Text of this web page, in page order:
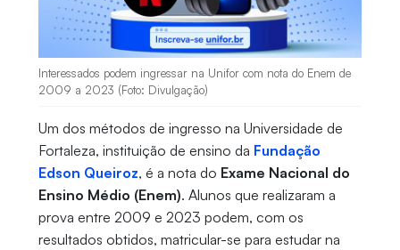
Interessados podem ingressar na Unifor com nota do Enem de
2009 a 2023 (Foto: Divulgação)
Um dos métodos de ingresso na Universidade de
Fortaleza, instituição de ensino da Fundação
Edson Queiroz, é a nota do Exame Nacional do
Ensino Médio (Enem). Alunos que realizaram a
prova entre 2009 e 2023 podem, com os
resultados obtidos, matricular-se para estudar na